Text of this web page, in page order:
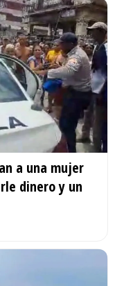
a una mujer
dinero y un